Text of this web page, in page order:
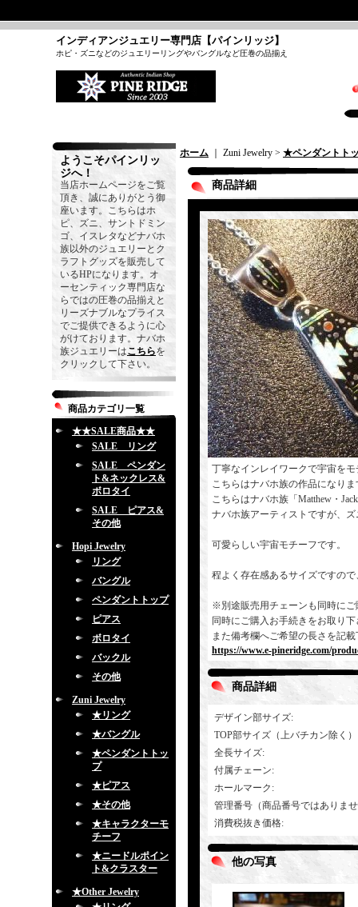
インディアンジュエリー専門店【パインリッジ】
ホピ・ズニなどのジュエリーリングやバングルなど圧巻の品揃え
ようこそパインリッ
ジへ！
当店ホームページをご覧
頂き、誠にありがとう御
座います。こちらはホ
ピ、ズニ、サントドミン
ゴ、イスレタなどナバホ
族以外のジュエリーとク
ラフトグッズを販売して
いるHPになります。オ
ーセンティック専門店な
らではの圧巻の品揃えと
リーズナブルなプライス
でご提供できるように心
がけております。ナバホ
族ジュエリーはこちらを
クリックして下さい。
商品カテゴリ一覧
★★SALE商品★★
SALE リング
SALE ペンダン
ト&ネックレス&
ボロタイ
SALE ピアス&
その他
Hopi Jewelry
リング
バングル
ペンダントトップ
ピアス
ボロタイ
バックル
その他
Zuni Jewelry
★リング
★バングル
★ペンダントトッ
プ
★ピアス
★その他
★キャラクターモ
チーフ
★ニードルポイン
ト&クラスター
★Other Jewelry
ホーム ｜ Zuni Jewelry > ★ペンダントト
商品詳細
丁寧なインレイワークで宇宙を
こちらはナバホ族の作品になりま
こちらはナバホ族「Matthew・
ナバホ族アーティストですが、
可愛らしい宇宙モチーフです。
程よく存在感あるサイズですの
※別途販売用チェーンも同時に
同時にご購入お手続きをお取り
また備考欄へご希望の長さを記
https://www.e-pineridge.com/
商品詳細
デザイン部サイズ:
TOP部サイズ（上バチカン除く）
全長サイズ:
付属チェーン:
ホールマーク :
管理番号（商品番号ではありま
消費税抜き価格:
他の写真